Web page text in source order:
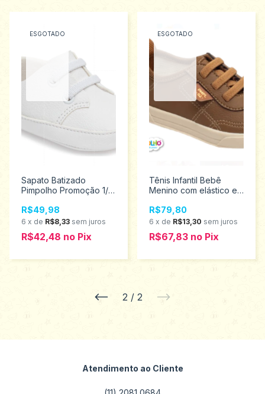
ESGOTADO
Sapato Batizado
Pimpolho Promoção 1/4
R$49,98
6 x de R$8,33 sem juros
R$42,48 no Pix
ESGOTADO
Tênis Infantil Bebê
Menino com elástico e
Pimpolho 16/20 0120178
Promoção
R$79,80
6 x de R$13,30 sem juros
R$67,83 no Pix
2 / 2
Atendimento ao Cliente